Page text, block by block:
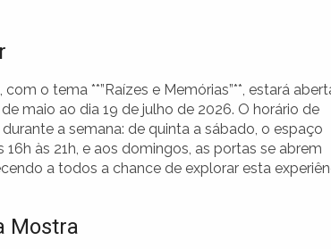
o tema **”Raízes e Memórias”**, estará
maio ao dia 19 de julho de 2026. O horário de
a semana: de quinta a sábado, o espaço
às 21h, e aos domingos, as portas se abrem
a todos a chance de explorar esta
Mostra